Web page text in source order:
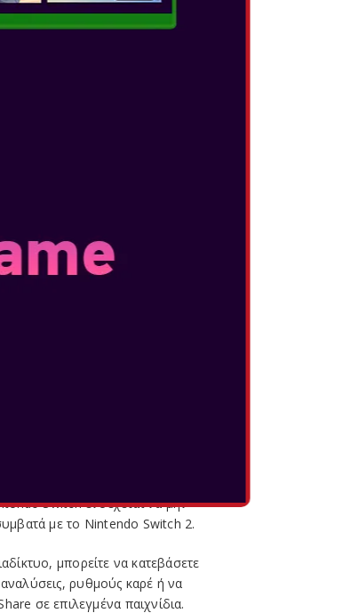
Nintendo Switch, μπορείτε να
λειτουργίες: λειτουργία
καθαρή με καλύτερη ισορροπία.
με τα ενσωματωμένα ηχεία είτε με
ΚΑΙ
αποθηκευτικού χώρου – 8
Switch ενδέχεται να μην
με το Nintendo Switch 2.
μπορείτε να κατεβάσετε
ρυθμούς καρέ ή να
σε επιλεγμένα παιχνίδια.